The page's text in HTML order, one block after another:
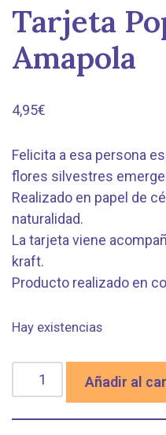
Tarjeta
Amapola
4,95€
Felicita a esa persona
flores silvestres
Realizado en papel de
naturalidad.
La tarjeta viene
kraft.
Producto realizado en
Hay existencias
Añadir al